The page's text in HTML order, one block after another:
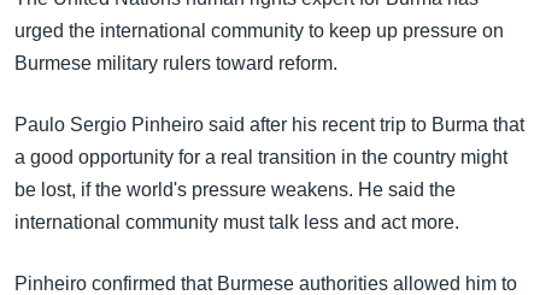
ကျော်
သို့
အမေရိကန်သုံးအီဒီယံ
ရုပ်ရှင်ထဲက အင်္ဂလိပ်စာ
သုတပဒေသာ အင်္ဂလိပ်စာ
အပတ်စဉ်ကဏ္ဍများ
ရေဒီယို/တီဗွီအစီအစဉ်
Learning English
ဗွီအိုအေ လူမှုကွန်ယက်များ
urged the international community to keep up pressure on
Burmese military rulers toward reform.
Paulo Sergio Pinheiro said after his recent trip to Burma that
a good opportunity for a real transition in the country might
be lost, if the world's pressure weakens. He said the
international community must talk less and act more.
Pinheiro confirmed that Burmese authorities allowed him to